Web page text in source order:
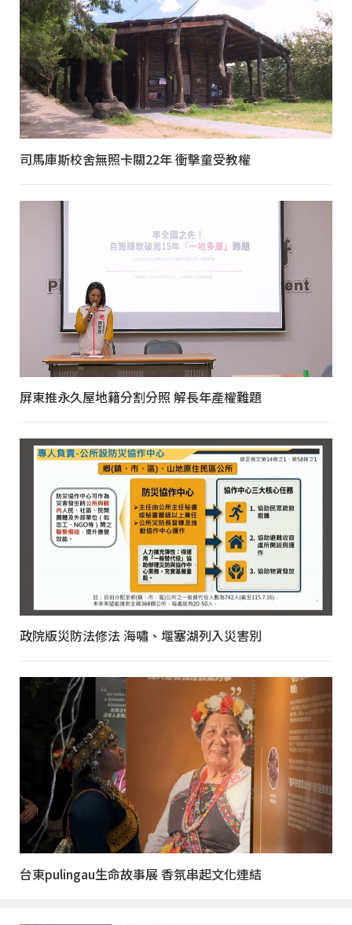
司馬庫斯校舍無照卡關22年 衝擊童受教權
屏東推永久屋地籍分割分照 解長年產權難題
政院版災防法修法 海嘯、堰塞湖列入災害別
台東pulingau生命故事展 香氛串起文化連結